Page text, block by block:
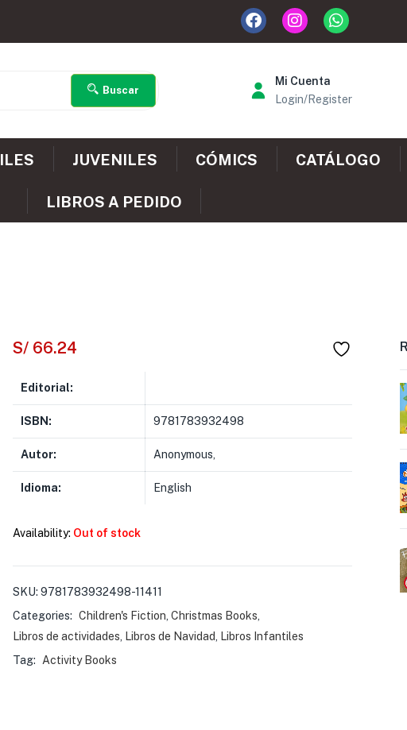
Buscar
Mi Cuenta
Login/Register
JUVENILES CÓMICS CATÁLOGO
LIBROS A PEDIDO
S/66.24
Editorial:
ISBN: 9781783932498
Autor: Anonymous,
Idioma: English
Availability: Out of stock
SKU: 9781783932498-11411
Categories: Children's Fiction Christmas Books
Libros de actividades
Libros de Navidad
Libros Infantiles
Tag:
Activity Books